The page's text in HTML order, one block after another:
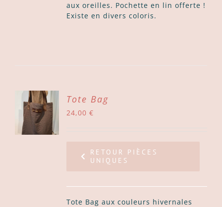
aux oreilles. Pochette en lin offerte !
Existe en divers coloris.
Tote Bag
24,00€
RETOUR PIÈCES
UNIQUES
Tote Bag aux couleurs hivernales